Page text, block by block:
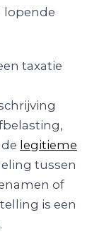
lopende
taxatie
legitieme
tussen
of
is een